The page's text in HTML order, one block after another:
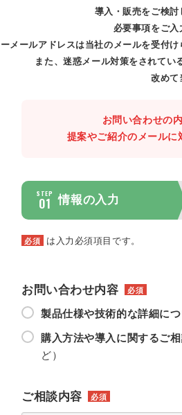
導入・販売をご検
必要事項をご入
メールアドレスは当社のメールを受付
また、迷惑メール対策をされてい
改めて
お問い合わせの
提案やご紹介のメールに
STEP
01 情報の入力
必須 は入力必須項目です。
お問い合わせ内容 必須
製品仕様や技術的な詳細に
購入方法や導入に関するご
ど）
ご相談内容 必須